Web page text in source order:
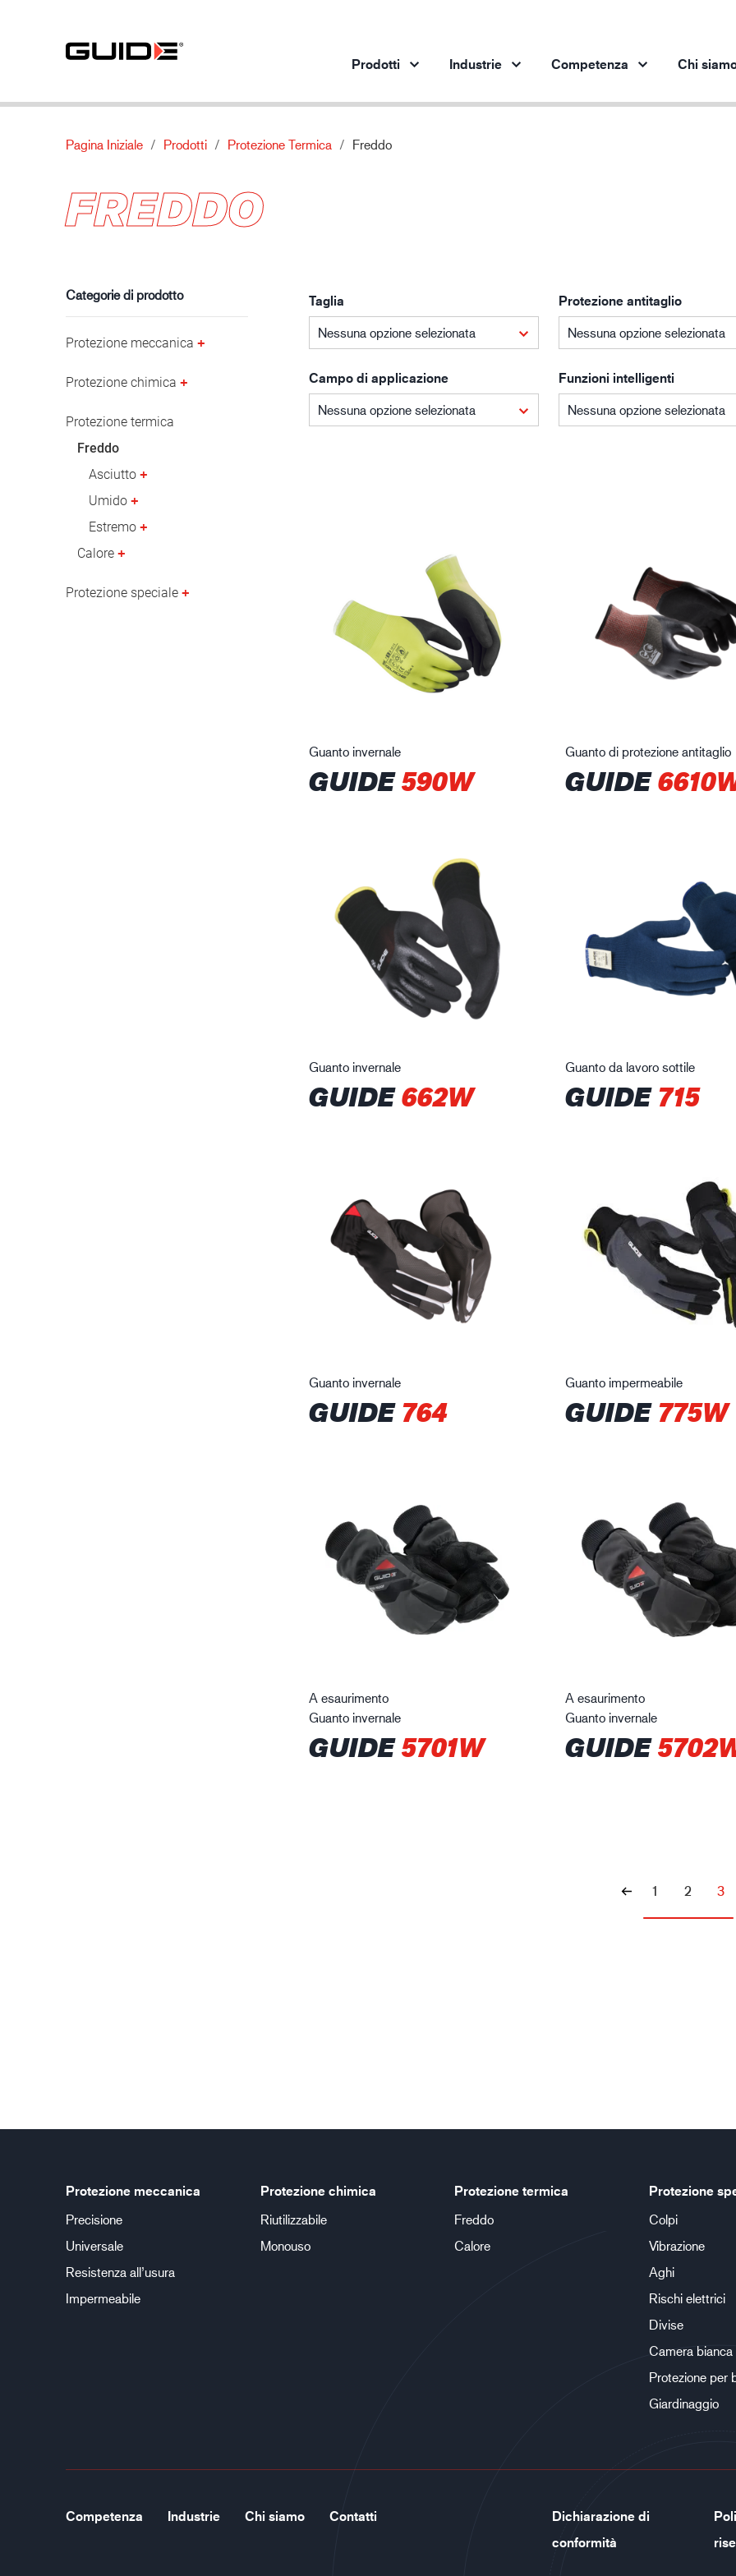
Prodotti
Protezione meccanica
Protezione chimica
Logistica
Industrie
Industria petrolifera Edilizia e costruzioni
Competenza
Standard
Caratteristiche
Chi
Chi siamo
Contatti
Pagina Iniziale Prodotti Protezione Termica Freddo
FREDDO
Categorie di prodotto
Protezione meccanica
Protezione chimica
Protezione termica
Freddo
Asciutto
Umido
Estremo
Calore
Protezione speciale
Taglia
Nessuna opzione selezionata
Protezione antitaglio
Nessuna opzione selezionata
Campo di applicazione
Nessuna opzione selezionata
Funzioni intelligenti
Nessuna opzione selezionata
Guanto invernale
GUIDE590W
Guanto di protezione antitaglio
GUIDE
Guanto invernale
GUIDE662W
Guanto da lavoro sottile
GUIDE715
Guanto invernale
GUIDE764
Guanto impermeabile
GUIDE775W
A esaurimento
Guanto invernale
GUIDE5701W
A esaurimento
Guanto invernale
GUIDE
1 2 3
Protezione meccanica
Precisione
Universale
Resistenza all’usura
Impermeabile
Protezione chimica
Riutilizzabile
Monouso
Protezione termica
Freddo
Calore
Protezione
Colpi
Vibrazione
Aghi
Rischi elettrici
Divise
Camera bianca
Protezione per
Giardinaggio
Competenza Industrie Chi siamo Contatti
Dichiarazione di
conformità